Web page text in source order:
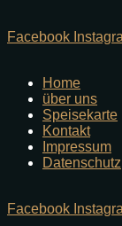
Facebook
Home
über uns
Speisekarte
Kontakt
Impressum
Datenschutz
Facebook